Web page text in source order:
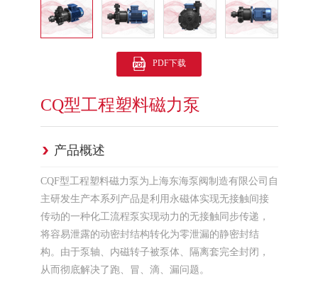
PDF下载
CQ型工程塑料磁力泵
产品概述
CQF型工程塑料磁力泵为上海东海泵阀制造有限公司自
主研发生产本系列产品是利用永磁体实现无接触间接
传动的一种化工流程泵实现动力的无接触同步传递，
将容易泄露的动密封结构转化为零泄漏的静密封结
构。由于泵轴、内磁转子被泵体、隔离套完全封闭，
从而彻底解决了跑、冒、滴、漏问题。